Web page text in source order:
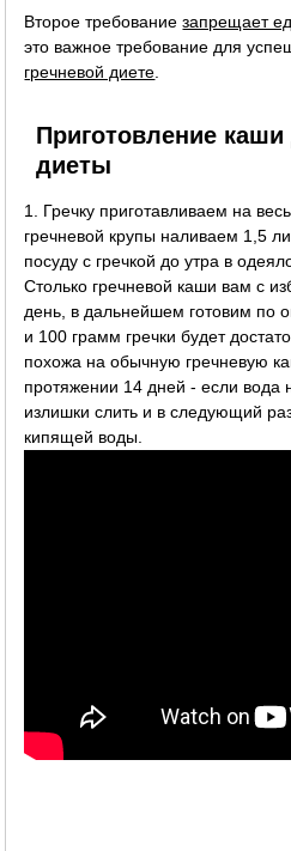
Второе требованиезапрещает
это важное требование для
гречневой диете
Приготовление
диеты
1. Гречку приготавливаем на
гречневой крупы наливаем 1,5
посуду с гречкой до утра в
Столько гречневой каши вам с
день, в дальнейшем готовим по
и 100 грамм гречки будет
похожа на обычную гречневую
протяжении 14 дней - если вода
излишки слить и в следующий
кипящей воды.